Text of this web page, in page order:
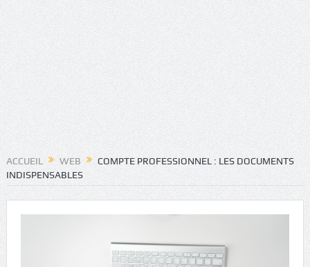
ACCUEIL WEB
COMPTE PROFESSIONNEL : LES DOCUMENTS
INDISPENSABLES